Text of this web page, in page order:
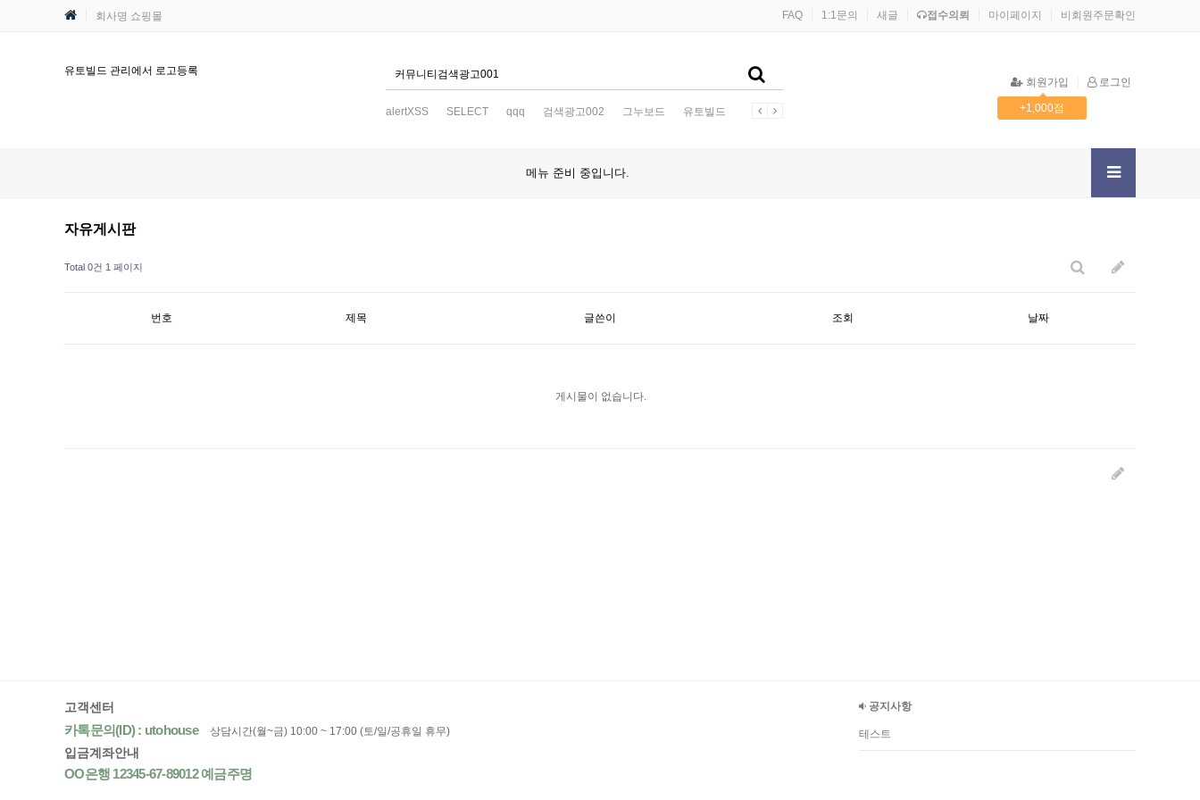
회사명 쇼핑몰 FAQ 1:1문의 새글 접수의뢰 마이페이지 비회원주문확인
유토빌드 관리에서 로고등록
alertXSS SELECT qqq 검색광고002 그누보드 유토빌드 .2F.2F.2F.2F.2F.2F.2F.2F.2Fetc qqq
회원가입
로그인
+1,000점
메뉴 준비 중입니다.
자유게시판
Total 0건 1 페이지
번호 제목 글쓴이 조회 날짜
게시물이 없습니다.
고객센터
카톡문의(ID) : utohouse 상담시간(월~금) 10:00 ~ 17:00 (토/일/공휴일 휴무)
입금계좌안내
OO은행 12345-67-89012 예금주명
공지사항
테스트